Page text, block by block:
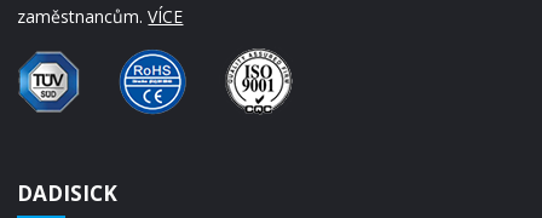
zaměstnancům.VÍCE
DADISICK